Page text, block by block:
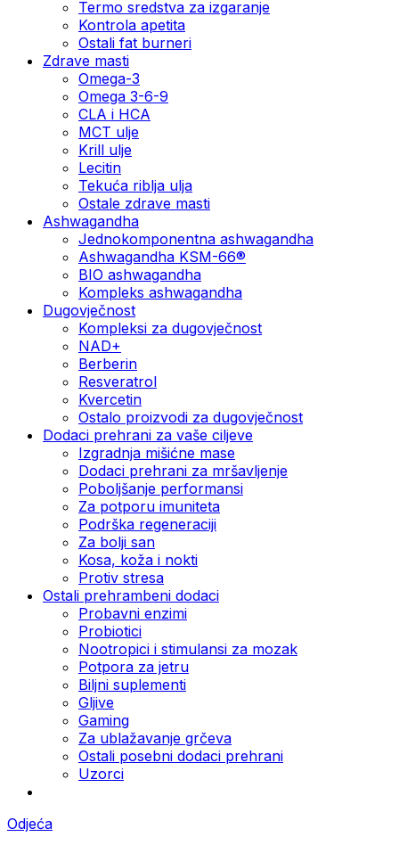
Termo sredstva za izgaranje
Kontrola apetita
Ostali fat burneri
Zdrave masti
Omega-3
Omega 3-6-9
CLA i HCA
MCT ulje
Krill ulje
Lecitin
Tekuća riblja ulja
Ostale zdrave masti
Ashwagandha
Jednokomponentna ashwagandha
Ashwagandha KSM-66®
BIO ashwagandha
Kompleks ashwagandha
Dugovječnost
Kompleksi za dugovječnost
NAD+
Berberin
Resveratrol
Kvercetin
Ostalo proizvodi za dugovječnost
Dodaci prehrani za vaše ciljeve
Izgradnja mišićne mase
Dodaci prehrani za mršavljenje
Poboljšanje performansi
Za potporu imuniteta
Podrška regeneraciji
Za bolji san
Kosa, koža i nokti
Protiv stresa
Ostali prehrambeni dodaci
Probavni enzimi
Probiotici
Nootropici i stimulansi za mozak
Potpora za jetru
Biljni suplementi
Gljive
Gaming
Za ublažavanje grčeva
Ostali posebni dodaci prehrani
Uzorci
Odjeća